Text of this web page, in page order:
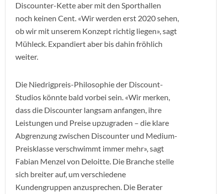
Discounter-Kette aber mit den Sporthallen
noch keinen Cent. «Wir werden erst 2020 sehen,
ob wir mit unserem Konzept richtig liegen», sagt
Mühleck. Expandiert aber bis dahin fröhlich
weiter.
Die Niedrigpreis-Philosophie der Discount-
Studios könnte bald vorbei sein. «Wir merken,
dass die Discounter langsam anfangen, ihre
Leistungen und Preise upzugraden – die klare
Abgrenzung zwischen Discounter und Medium-
Preisklasse verschwimmt immer mehr», sagt
Fabian Menzel von Deloitte. Die Branche stelle
sich breiter auf, um verschiedene
Kundengruppen anzusprechen. Die Berater